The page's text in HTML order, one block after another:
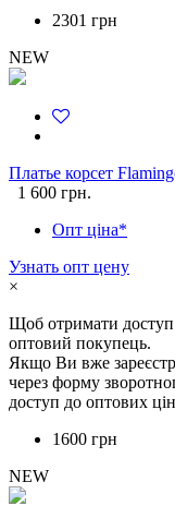
2301 грн
NEW
Платье корсет
1 600 грн.
Опт ціна*
Узнать опт цену
×
Щоб отримати доступ
оптовий покупець.
Якщо Ви вже
через форму
доступ до оптових
1600 грн
NEW